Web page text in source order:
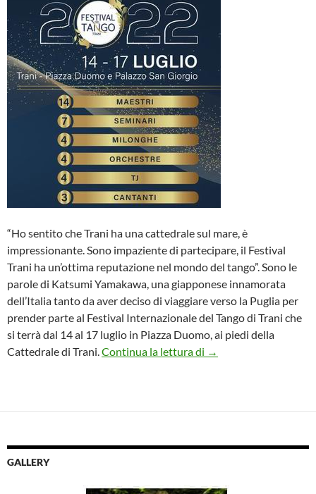
“Ho sentito che Trani ha una cattedrale sul mare, è
impressionante. Sono impaziente di partecipare, il Festival
Trani ha un’ottima reputazione nel mondo del tango”. Sono le
parole di Katsumi Yamakawa, una giapponese innamorata
dell’Italia tanto da aver deciso di viaggiare verso la Puglia per
prender parte al Festival Internazionale del Tango di Trani che
si terrà dal 14 al 17 luglio in Piazza Duomo, ai piedi della
Cattedrale di Trani.Continua la lettura di Il Festival
→
GALLERY